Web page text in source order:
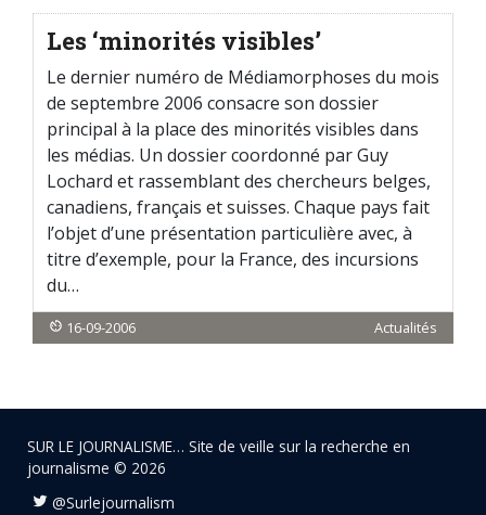
Les ‘minorités visibles’
Le dernier numéro de Médiamorphoses du mois
de septembre 2006 consacre son dossier
principal à la place des minorités visibles dans
les médias. Un dossier coordonné par Guy
Lochard et rassemblant des chercheurs belges,
canadiens, français et suisses. Chaque pays fait
l’objet d’une présentation particulière avec, à
titre d’exemple, pour la France, des incursions
du…
16-09-2006 Actualités
SUR LE JOURNALISME… Site de veille sur la recherche en
journalisme © 2026
@Surlejournalism